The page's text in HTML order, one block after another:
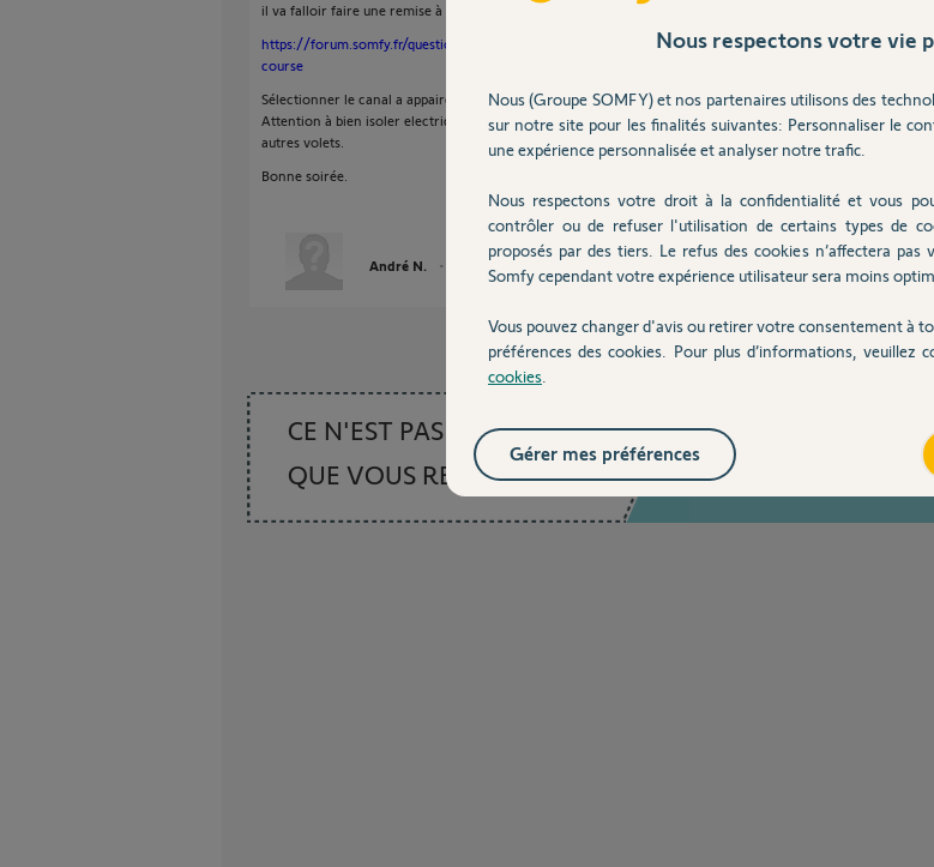
il va falloir faire une remise à zéro de vos volets je pense comme ceci :
https://forum.somfy.fr/questions/562905-somfy-volet-roulant-remise-zero-reglage-fin-
course
Sélectionner le canal a appairer pour chaque volet à reprogrammer.
Attention à bien isoler electriquement le volet concerné par la déprogrammation des
autres volets.
Bonne soirée.
André N. il y a plus de 5 ans
CE N'EST PAS CE
QUE VOUS RECHERCHEZ
Posez votre question
Nous respectons votre vie
Nous (Groupe SOMFY) et nos partenaires utilisons des
sur notre site pour les finalités suivantes: Personnaliser le
une expérience personnalisée et analyser notre trafic.
Nous respectons votre droit à la confidentialité et vous
contrôler ou de refuser l'utilisation de certains types de
proposés par des tiers. Le refus des cookies n’affectera
Somfy cependant votre expérience utilisateur sera moins
Vous pouvez changer d'avis ou retirer votre consentement à
préférences des cookies. Pour plus d’informations, veuillez
cookies
Gérer mes préférences